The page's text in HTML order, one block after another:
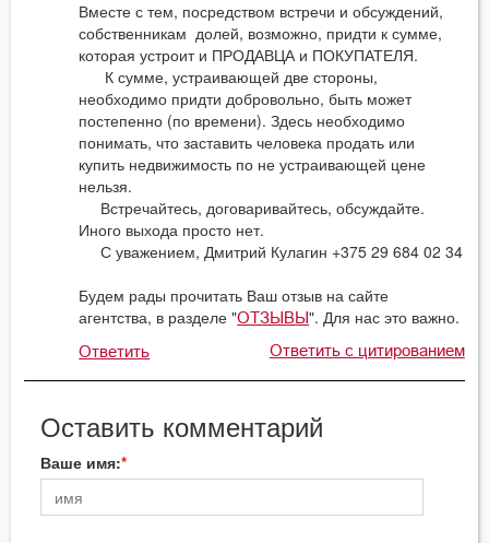
Вместе с тем, посредством встречи и обсуждений,
собственникам долей, возможно, придти к сумме,
которая устроит и ПРОДАВЦА и ПОКУПАТЕЛЯ.
К сумме, устраивающей две стороны,
необходимо придти добровольно, быть может
постепенно (по времени). Здесь необходимо
понимать, что заставить человека продать или
купить недвижимость по не устраивающей цене
нельзя.
Встречайтесь, договаривайтесь, обсуждайте.
Иного выхода просто нет.
С уважением, Дмитрий Кулагин +375 29 684 02 34
Будем рады прочитать Ваш отзыв на сайте
агентства, в разделе "ОТЗЫВЫ". Для нас это важно.
Ответить Ответить с цитированием
Оставить комментарий
Ваше имя: